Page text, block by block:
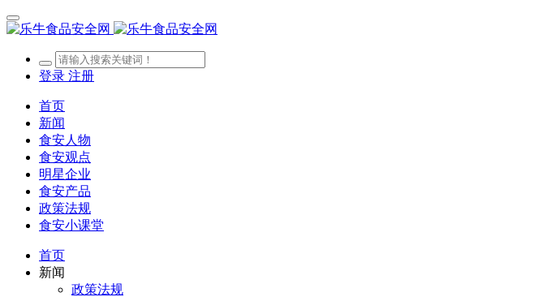
登录 注册
首页
新闻
食安人物
食安观点
明星企业
食安产品
政策法规
食安小课堂
首页
新闻
政策法规